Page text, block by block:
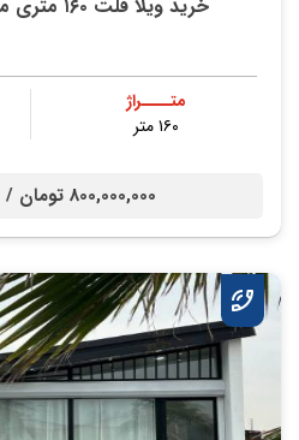
خرید ویلا فلت ۱۶۰ متری مبله در کاردگر کلا نور
متــــراژ
۱۶۰ متر
800,000,000 تومان /